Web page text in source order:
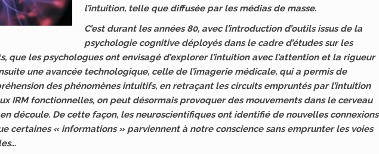
l’intuition, telle que diffusée par les médias de masse.
C’est durant les années 80, avec l’introduction d’outils issus de la
psychologie cognitive déployés dans le cadre d’études sur les
que les psychologues ont envisagé d’explorer l’intuition avec l’attention et la rigueur
une avancée technologique, celle de l’imagerie médicale, qui a permis de
des phénomènes intuitifs, en retraçant les circuits empruntés par l’intuition
IRM fonctionnelles, on peut désormais provoquer des mouvements dans le cerveau
découle. De cette façon, les neuroscientifiques ont identifié de nouvelles connexions
certaines « informations » parviennent à notre conscience sans emprunter les voies